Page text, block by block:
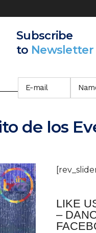
Subscribe
to Newsletter
de los
LIKE
–